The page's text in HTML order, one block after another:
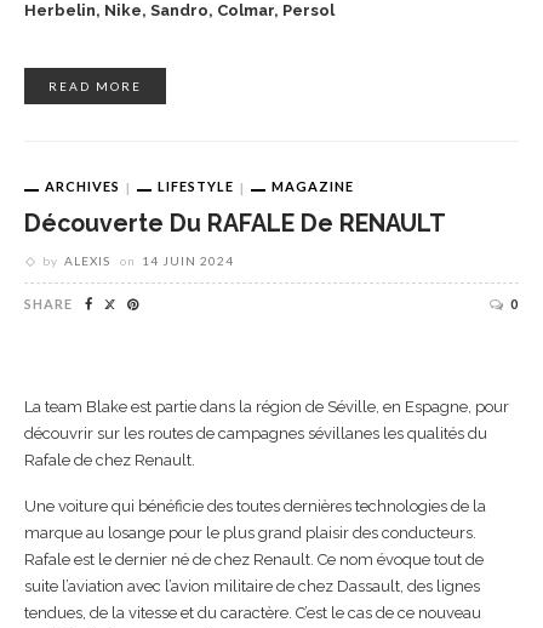
Herbelin, Nike, Sandro, Colmar, Persol
READ MORE
ARCHIVES LIFESTYLE MAGAZINE
Découverte Du RAFALE De RENAULT
by ALEXIS on 14 JUIN 2024
SHARE 0
La team Blake est partie dans la région de Séville, en Espagne, pour
découvrir sur les routes de campagnes sévillanes les qualités du
Rafale de chez Renault.
Une voiture qui bénéficie des toutes dernières technologies de la
marque au losange pour le plus grand plaisir des conducteurs.
Rafale est le dernier né de chez Renault. Ce nom évoque tout de
suite l’aviation avec l’avion militaire de chez Dassault, des lignes
tendues, de la vitesse et du caractère. C’est le cas de ce nouveau